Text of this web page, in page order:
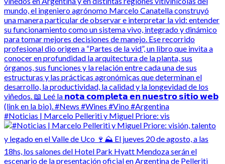
#Noticias | Marcelo Pelleriti y Miguel Priore: vis